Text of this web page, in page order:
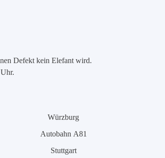
Defekt kein Elefant wird.
Würzburg
Autobahn A81
Stuttgart